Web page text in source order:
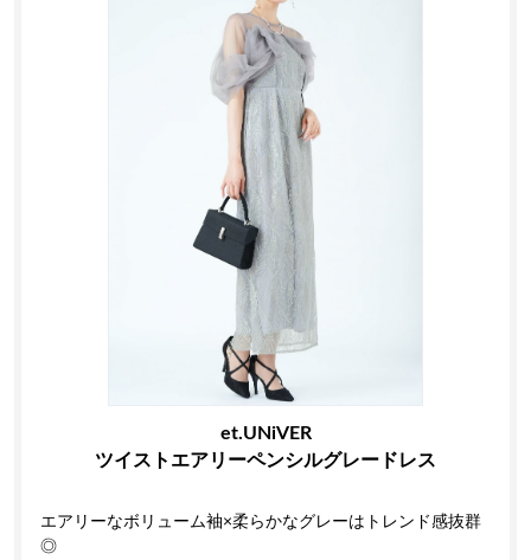
et.UNiVER
ツイストエアリーペンシルグレードレス
エアリーなボリューム袖×柔らかなグレーはトレンド感抜群
◎